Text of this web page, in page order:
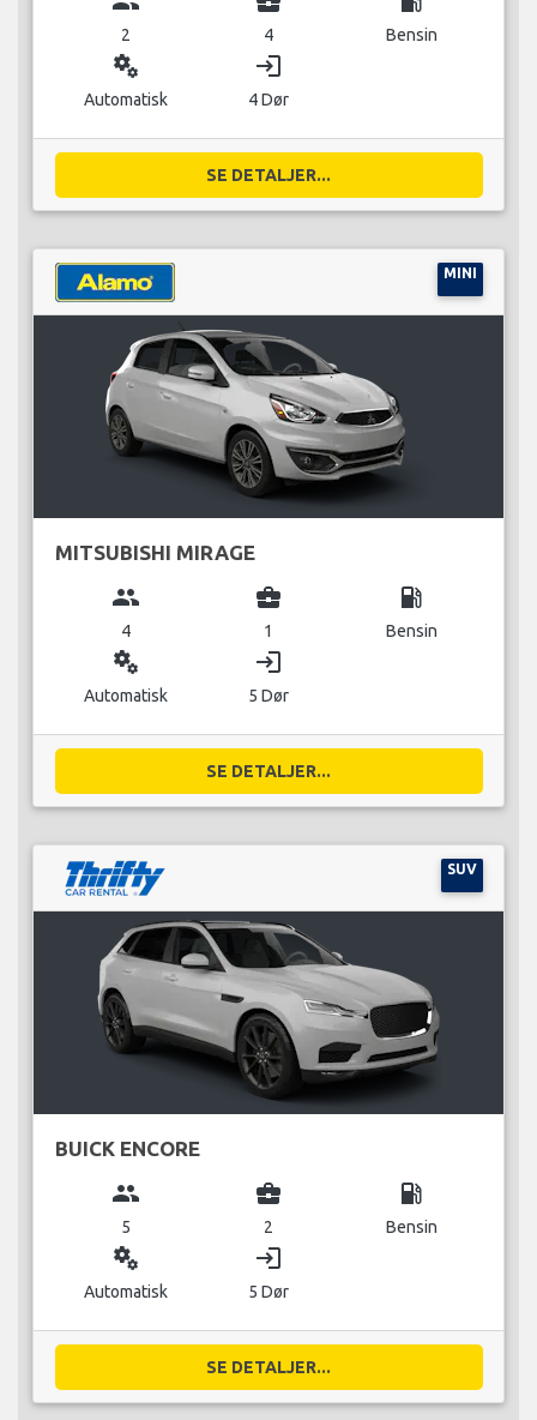
2 4 Bensin
miscellaneous_services
Automatisk
login
4 Dør
SE DETALJER...
MINI
MITSUBISHI MIRAGE
group
4
business_center
1
local_gas_station
Bensin
miscellaneous_services
Automatisk
login
5 Dør
SE DETALJER...
SUV
BUICK ENCORE
group
5
business_center
2
local_gas_station
Bensin
miscellaneous_services
Automatisk
login
5 Dør
SE DETALJER...